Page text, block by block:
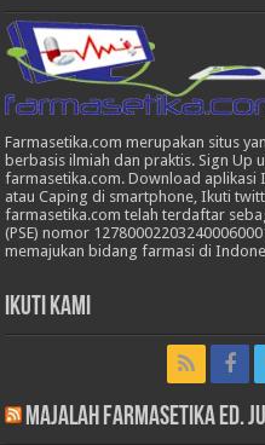
Farmasetika.com merupakan situs
berbasis ilmiah dan praktis. Sign Up
farmasetika.com. Download aplikasi
atau Caping di smartphone, Ikuti
farmasetika.com telah terdaftar
(PSE) nomor
memajukan bidang farmasi di
Ikuti Kami
Majalah Farmasetika Ed.